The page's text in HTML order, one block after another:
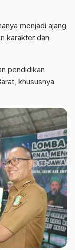
menjadi ajang
karakter dan
pendidikan
khususnya